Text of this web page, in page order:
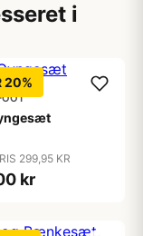
i
20%
299,95 KR
kr